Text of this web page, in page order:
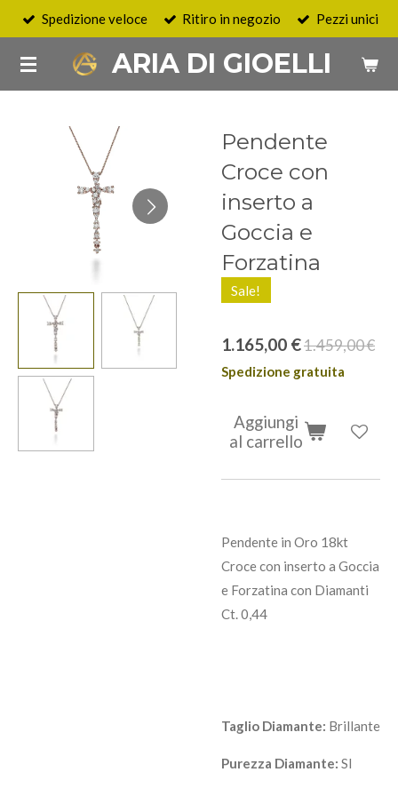
Vai
contenuto
principale
ARIA DI GIOELLI
Spedizione veloce Ritiro in negozio Pezzi unici
Pendente
Croce con
inserto a
Goccia e
Forzatina
Sale!
1.165,00 €1.459,00 €
Spedizione gratuita
Aggiungi
al carrello
Pendente in Oro 18kt
Croce con inserto a Goccia
e Forzatina con Diamanti
Ct. 0,44
Taglio Diamante: Brillante
Purezza Diamante: SI